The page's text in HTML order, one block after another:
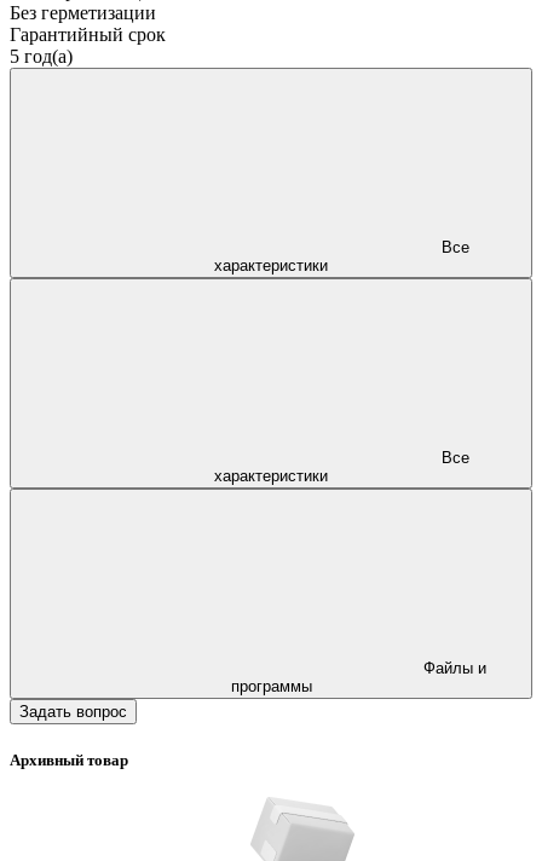
Без герметизации
Гарантийный срок
5 год(а)
характеристики
характеристики
программы
Задать вопрос
Архивный товар